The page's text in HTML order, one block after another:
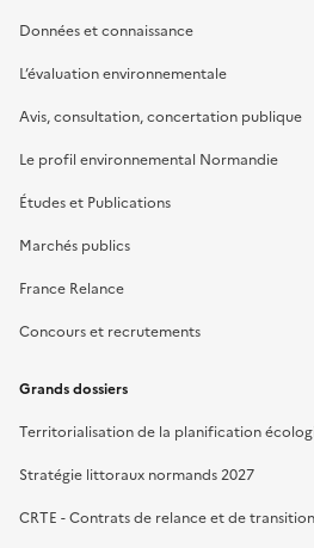
Données et connaissance
L’évaluation environnementale
Avis, consultation, concertation publique
Le profil environnemental Normandie
Études et Publications
Marchés publics
France Relance
Concours et recrutements
Grands dossiers
Territorialisation de la planification
Stratégie littoraux normands 2027
CRTE - Contrats de relance et de